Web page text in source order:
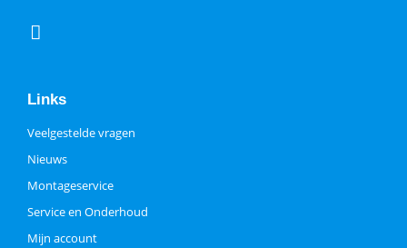
Links
Veelgestelde vragen
Nieuws
Montageservice
Service en Onderhoud
Mijn account